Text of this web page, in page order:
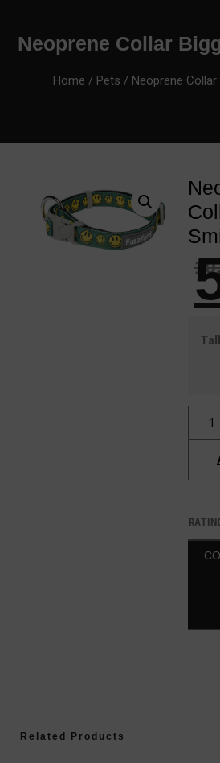
Neoprene Collar
Home / Pets / Neoprene Collar
Related Products